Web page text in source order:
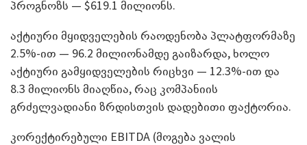
პროგნოზს — $619.1 მილიონს.
აქტიური მყიდველების რაოდენობა პლატფორმაზე
2.5%-ით — 96.2 მილიონამდე გაიზარდა, ხოლო
აქტიური გამყიდველების რიცხვი — 12.3%-ით და
8.3 მილიონს მიაღწია, რაც კომპანიის
გრძელვადიანი ზრდისთვის დადებითი ფაქტორია.
კორექტირებული EBITDA (მოგება ვალის